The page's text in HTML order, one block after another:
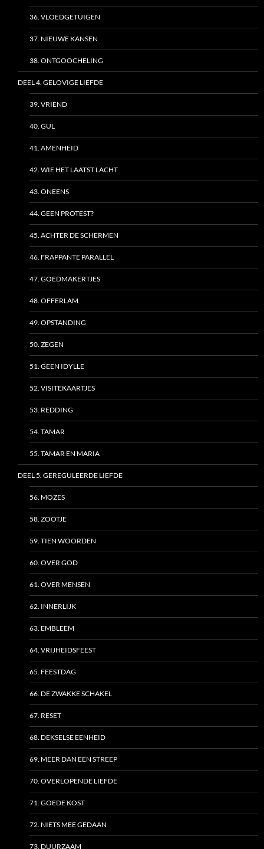
36. VLOEDGETUIGEN
37. NIEUWE KANSEN
38. ONTGOOCHELING
DEEL 4. GELOVIGE LIEFDE
39. VRIEND
40. GUL
41. AMENHEID
42. WIE HET LAATST LACHT
43. ONEENS
44. GEEN PROTEST?
45. ACHTER DE SCHERMEN
46. FRAPPANTE PARALLEL
47. GOEDMAKERTJES
48. OFFERLAM
49. OPSTANDING
50. ZEGEN
51. GEEN IDYLLE
52. VISITEKAARTJES
53. REDDING
54. TAMAR
55. TAMAR EN MARIA
DEEL 5. GEREGULEERDE LIEFDE
56. MOZES
58. ZOOTJE
59. TIEN WOORDEN
60. OVER GOD
61. OVER MENSEN
62. INNERLIJK
63. EMBLEEM
64. VRIJHEIDSFEEST
65. FEESTDAG
66. DE ZWAKKE SCHAKEL
67. RESET
68. DEKSELSE EENHEID
69. MEER DAN EEN STREEP
70. OVERLOPENDE LIEFDE
71. GOEDE KOST
72. NIETS MEE GEDAAN
73. DUURZAAM